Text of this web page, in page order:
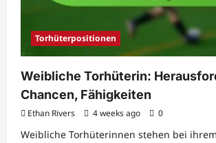
Torhüterpositionen
Weibliche Torhüterin:
Chancen, Fähigkeiten
Ethan Rivers 4 weeks ago 0
Weibliche Torhüterinnen stehen bei